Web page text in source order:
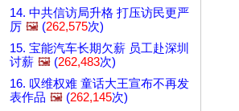
14. 中共信访局升格 打压访民更严
厉 🖼️ (262,575次)
15. 宝能汽车长期欠薪 员工赴深圳
讨薪 🖼️ (262,483次)
16. 叹维权难 童话大王宣布不再发
表作品 🖼️ (262,145次)